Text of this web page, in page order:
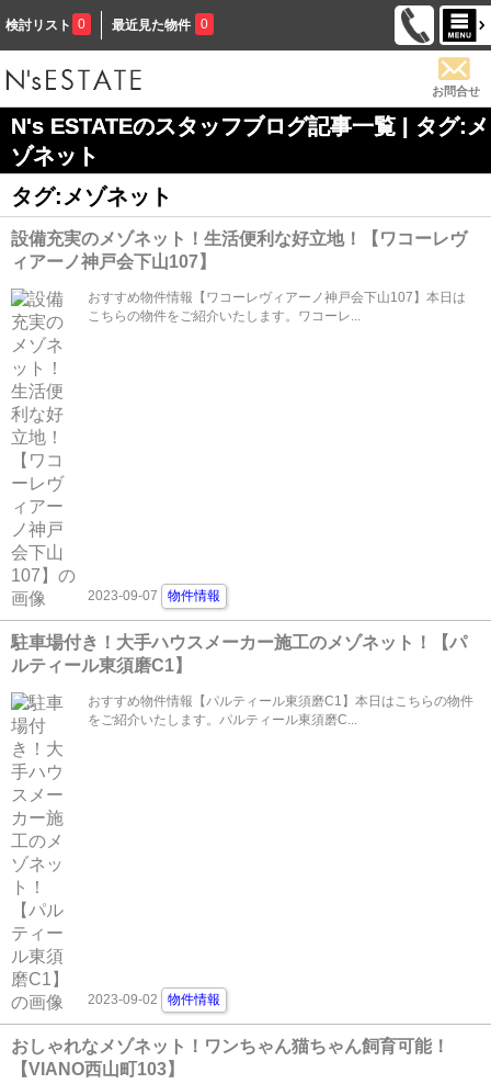
検討リスト 0 最近見た物件 0
お問合せ
N's ESTATEのスタッフブログ記事一覧 | タグ:メ
ゾネット
タグ:メゾネット
設備充実のメゾネット！生活便利な好立地！【ワコーレヴ
ィアーノ神戸会下山107】
おすすめ物件情報【ワコーレヴィアーノ神戸会下山107】本日は
こちらの物件をご紹介いたします。ワコーレ...
2023-09-07 物件情報
駐車場付き！大手ハウスメーカー施工のメゾネット！【パ
ルティール東須磨C1】
おすすめ物件情報【パルティール東須磨C1】本日はこちらの物件
をご紹介いたします。パルティール東須磨C...
2023-09-02 物件情報
おしゃれなメゾネット！ワンちゃん猫ちゃん飼育可能！
【VIANO西山町103】